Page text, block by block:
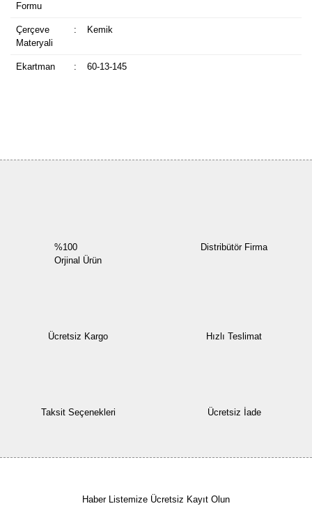
Formu
Çerçeve
Materyali
: Kemik
Ekartman : 60-13-145
%100
Orjinal Ürün
Distribütör Firma
Ücretsiz Kargo Hızlı Teslimat
Taksit Seçenekleri Ücretsiz İade
Haber Listemize Ücretsiz Kayıt Olun